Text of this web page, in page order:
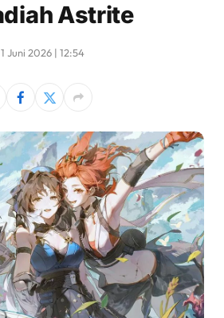
Astrite
1 Juni 2026 | 12:54